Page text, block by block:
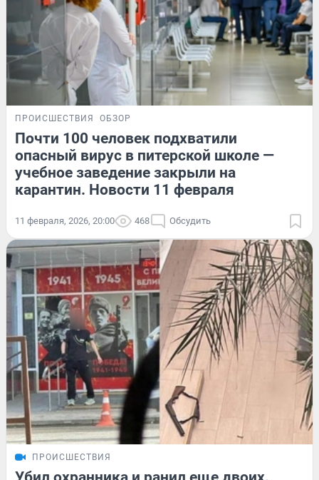
ПРОИСШЕСТВИЯ ОБЗОР
Почти 100 человек подхватили
опасный вирус в питерской школе —
учебное заведение закрыли на
карантин. Новости 11 февраля
11 февраля, 2026, 20:00 468 Обсудить
ПРОИСШЕСТВИЯ